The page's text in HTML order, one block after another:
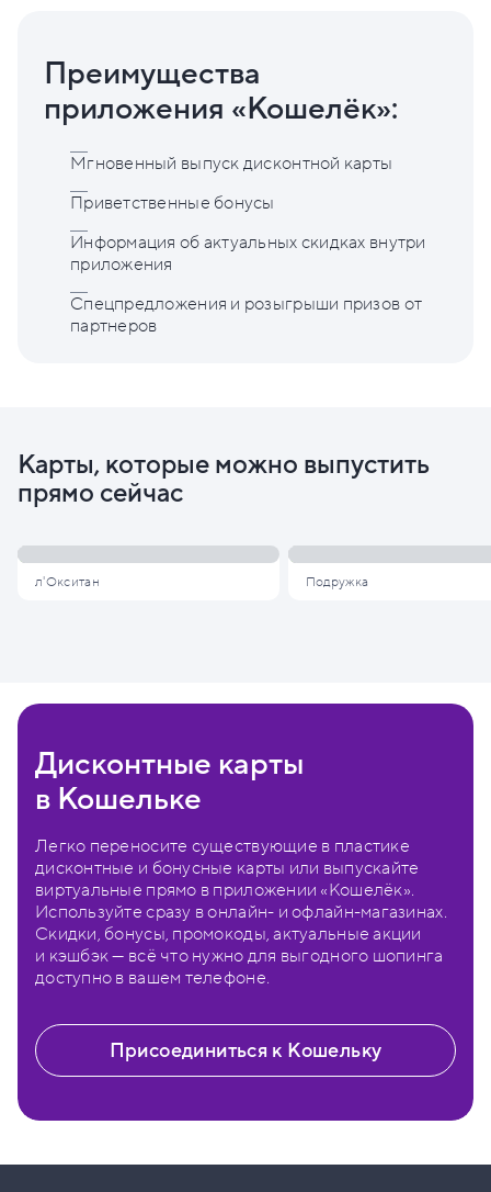
Преимущества
приложения «Кошелёк»:
Мгновенный выпуск дисконтной карты
Приветственные бонусы
Информация об актуальных скидках внутри
приложения
Спецпредложения и розыгрыши призов от
партнеров
Карты, которые можно выпустить
прямо сейчас
л'Окситан Подружка
Дисконтные карты
в Кошельке
Легко переносите существующие в пластике
дисконтные и бонусные карты или выпускайте
виртуальные прямо в приложении «Кошелёк».
Используйте сразу в онлайн- и офлайн-магазинах.
Скидки, бонусы, промокоды, актуальные акции
и кэшбэк — всё что нужно для выгодного шопинга
доступно в вашем телефоне.
Присоединиться к Кошельку